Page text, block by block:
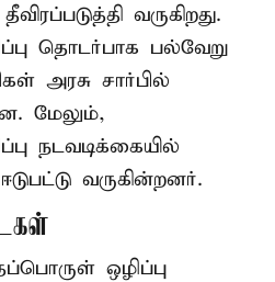
வருகிறது.
தொடர்பாக பல்வேறு
அரசு சார்பில்
மேலும்,
நடவடிக்கையில்
வருகின்றனர்.
ஒழிப்பு